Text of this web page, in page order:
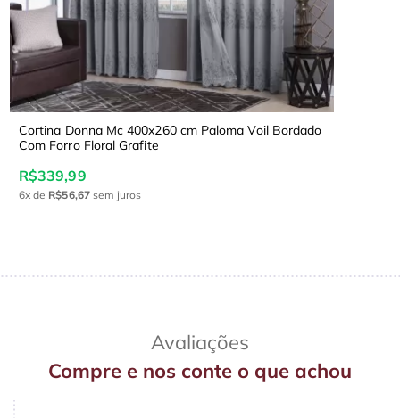
Cortina Donna Mc 400x260 cm Paloma Voil Bordado
Com Forro Floral Grafite
R$339,99
6x de R$56,67sem juros
Avaliações
Compre e nos conte o que achou